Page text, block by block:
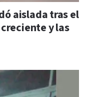
aislada tras el
y las